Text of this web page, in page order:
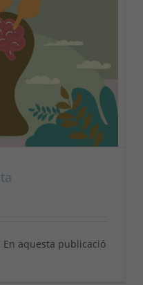
En aquesta publicació